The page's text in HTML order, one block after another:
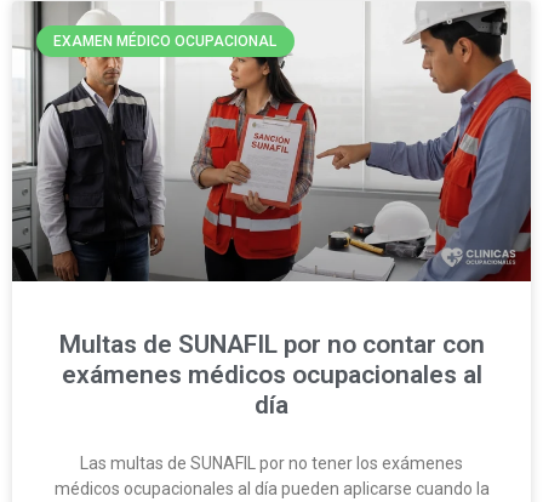
EXAMEN MÉDICO OCUPACIONAL
Multas de SUNAFIL por no contar con
exámenes médicos ocupacionales al
día
Las multas de SUNAFIL por no tener los exámenes
médicos ocupacionales al día pueden aplicarse cuando la